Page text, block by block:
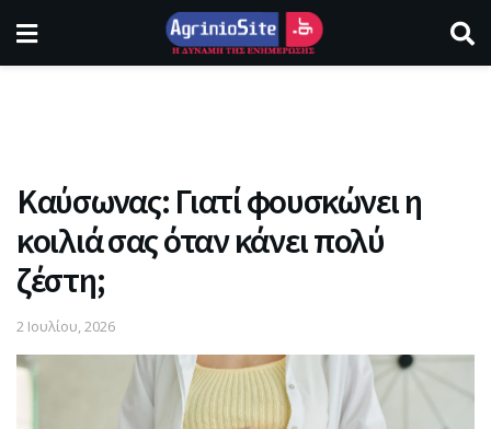
Καύσωνας: Γιατί φουσκώνει η
κοιλιά σας όταν κάνει πολύ
ζέστη;
2 Ιουλίου, 2026